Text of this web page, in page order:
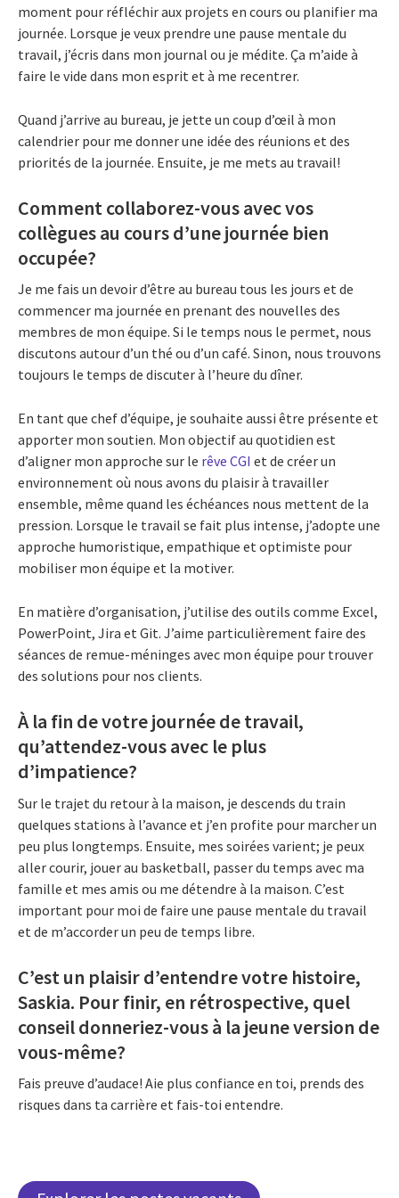
moment pour réfléchir aux projets en cours ou planifier ma
journée. Lorsque je veux prendre une pause mentale du
travail, j’écris dans mon journal ou je médite. Ça m’aide à
faire le vide dans mon esprit et à me recentrer.
Quand j’arrive au bureau, je jette un coup d’œil à mon
calendrier pour me donner une idée des réunions et des
priorités de la journée. Ensuite, je me mets au travail!
Comment collaborez-vous avec vos
collègues au cours d’une journée bien
occupée?
Je me fais un devoir d’être au bureau tous les jours et de
commencer ma journée en prenant des nouvelles des
membres de mon équipe. Si le temps nous le permet, nous
discutons autour d’un thé ou d’un café. Sinon, nous trouvons
toujours le temps de discuter à l’heure du dîner.
En tant que chef d’équipe, je souhaite aussi être présente et
apporter mon soutien. Mon objectif au quotidien est
d’aligner mon approche sur le rêve CGI et de créer un
environnement où nous avons du plaisir à travailler
ensemble, même quand les échéances nous mettent de la
pression. Lorsque le travail se fait plus intense, j’adopte une
approche humoristique, empathique et optimiste pour
mobiliser mon équipe et la motiver.
En matière d’organisation, j’utilise des outils comme Excel,
PowerPoint, Jira et Git. J’aime particulièrement faire des
séances de remue-méninges avec mon équipe pour trouver
des solutions pour nos clients.
À la fin de votre journée de travail,
qu’attendez-vous avec le plus
d’impatience?
Sur le trajet du retour à la maison, je descends du train
quelques stations à l’avance et j’en profite pour marcher un
peu plus longtemps. Ensuite, mes soirées varient; je peux
aller courir, jouer au basketball, passer du temps avec ma
famille et mes amis ou me détendre à la maison. C’est
important pour moi de faire une pause mentale du travail
et de m’accorder un peu de temps libre.
C’est un plaisir d’entendre votre histoire,
Saskia. Pour finir, en rétrospective, quel
conseil donneriez-vous à la jeune version de
vous-même?
Fais preuve d’audace! Aie plus confiance en toi, prends des
risques dans ta carrière et fais-toi entendre.